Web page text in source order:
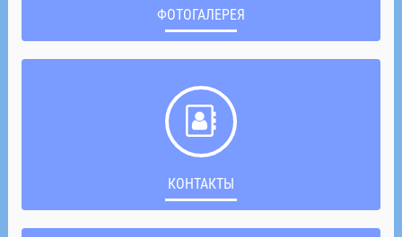
ФОТОГАЛЕРЕЯ
КОНТАКТЫ